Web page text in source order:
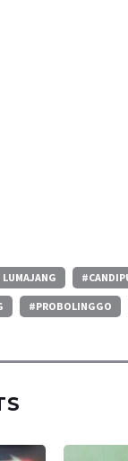
#PROBOLINGGO